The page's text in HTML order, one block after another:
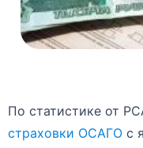
По статистике от
страховки ОСАГО с